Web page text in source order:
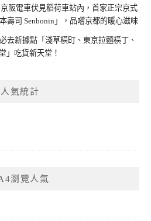
阪電車伏見稻荷車站內，首家正宗京式
壽司 Senbonin」，品嚐京都的暖心滋味
去新據點「淺草橫町、東京拉麵橫丁、
」吃貨新天堂！
人氣統計
瀏覽人氣